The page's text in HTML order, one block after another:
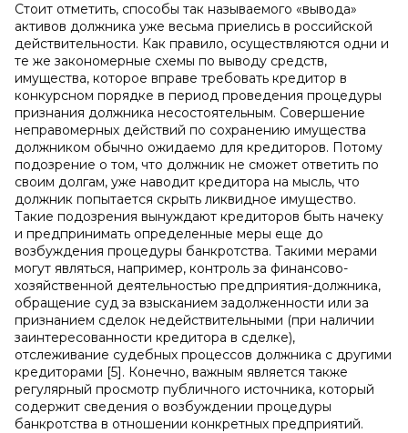
Стоит отметить, способы так называемого «вывода»
активов должника уже весьма приелись в российской
действительности. Как правило, осуществляются одни и
те же закономерные схемы по выводу средств,
имущества, которое вправе требовать кредитор в
конкурсном порядке в период проведения процедуры
признания должника несостоятельным. Совершение
неправомерных действий по сохранению имущества
должником обычно ожидаемо для кредиторов. Потому
подозрение о том, что должник не сможет ответить по
своим долгам, уже наводит кредитора на мысль, что
должник попытается скрыть ликвидное имущество.
Такие подозрения вынуждают кредиторов быть начеку
и предпринимать определенные меры еще до
возбуждения процедуры банкротства. Такими мерами
могут являться, например, контроль за финансово-
хозяйственной деятельностью предприятия-должника,
обращение суд за взысканием задолженности или за
признанием сделок недействительными (при наличии
заинтересованности кредитора в сделке),
отслеживание судебных процессов должника с другими
кредиторами [5]. Конечно, важным является также
регулярный просмотр публичного источника, который
содержит сведения о возбуждении процедуры
банкротства в отношении конкретных предприятий.